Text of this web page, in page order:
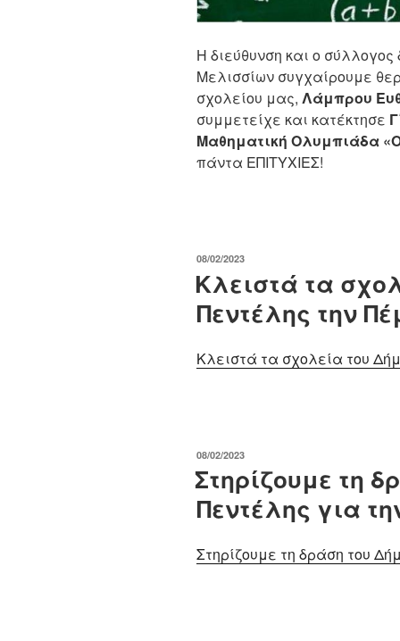
Η διεύθυνση και ο
Μελισσίων συγχαίρουμε
σχολείου μας, Λάμπρου
συμμετείχε και κατέκτησε
Μαθηματική Ολυμπιάδα
πάντα ΕΠΙΤΥΧΙΕΣ!
ΔΗΜΟΣΙΕΎΤΗΚΕ
08/02/2023
Κλειστά τα
Πεντέλης την
Κλειστά τα σχολεία του
ΔΗΜΟΣΙΕΎΤΗΚΕ
08/02/2023
Στηρίζουμε τη
Πεντέλης για
Στηρίζουμε τη δράση του